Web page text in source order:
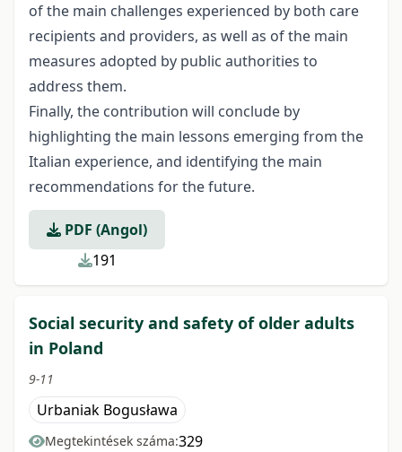
of the main challenges experienced by both care
recipients and providers, as well as of the main
measures adopted by public authorities to
address them.
Finally, the contribution will conclude by
highlighting the main lessons emerging from the
Italian experience, and identifying the main
recommendations for the future.
PDF (Angol)
191
Social security and safety of older adults
in Poland
9-11
Urbaniak Bogusława
Megtekintések száma:329